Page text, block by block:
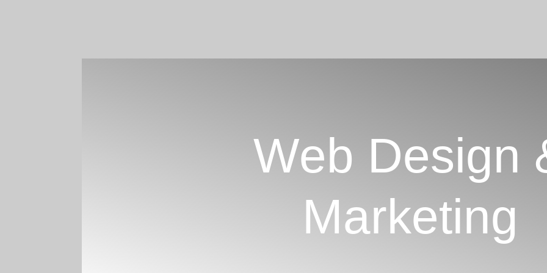
Web Design
Marketing